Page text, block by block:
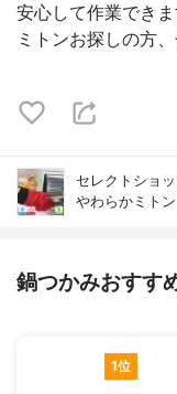
安心して作業できま
ミトンお探しの方
セレクトショ
やわらかミトン
鍋つかみおすす
1位